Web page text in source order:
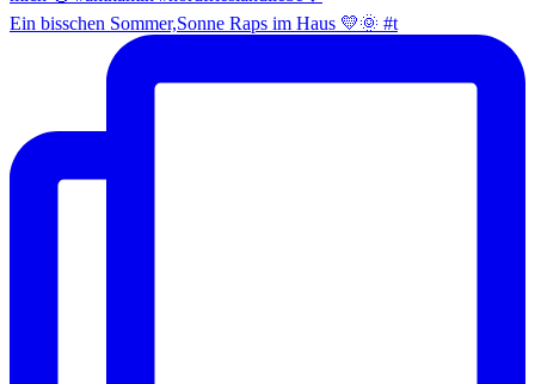
Ein bisschen Sommer,Sonne Raps im Haus 💛🌞 #t